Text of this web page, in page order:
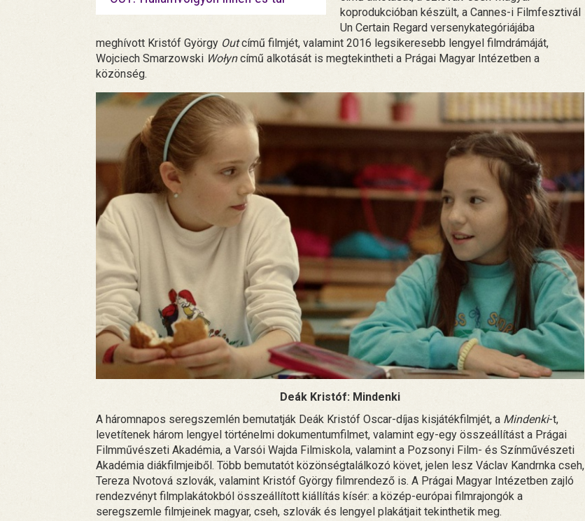
koprodukcióban készült, a Cannes-i Filmfesztivál
Un Certain Regard versenykategóriájába
meghívott Kristóf György Outcímű filmjét, valamint 2016 legsikeresebb lengyel filmdrámáját,
Wojciech Smarzowski Wołyncímű alkotását is megtekintheti a Prágai Magyar Intézetben a
közönség.
Deák Kristóf: Mindenki
A háromnapos seregszemlén bemutatják Deák Kristóf Oscar-díjas kisjátékfilmjét, a Mindenki-t,
levetítenek három lengyel történelmi dokumentumfilmet, valamint egy-egy összeállítást a Prágai
Filmművészeti Akadémia, a Varsói Wajda Filmiskola, valamint a Pozsonyi Film- és Színművészeti
Akadémia diákfilmjeiből. Több bemutatót közönségtalálkozó követ, jelen lesz Václav Kandrnka cseh,
Tereza Nvotová szlovák, valamint Kristóf György filmrendező is. A Prágai Magyar Intézetben zajló
rendezvényt filmplakátokból összeállított kiállítás kísér: a közép-európai filmrajongók a
seregszemle filmjeinek magyar, cseh, szlovák és lengyel plakátjait tekinthetik meg.